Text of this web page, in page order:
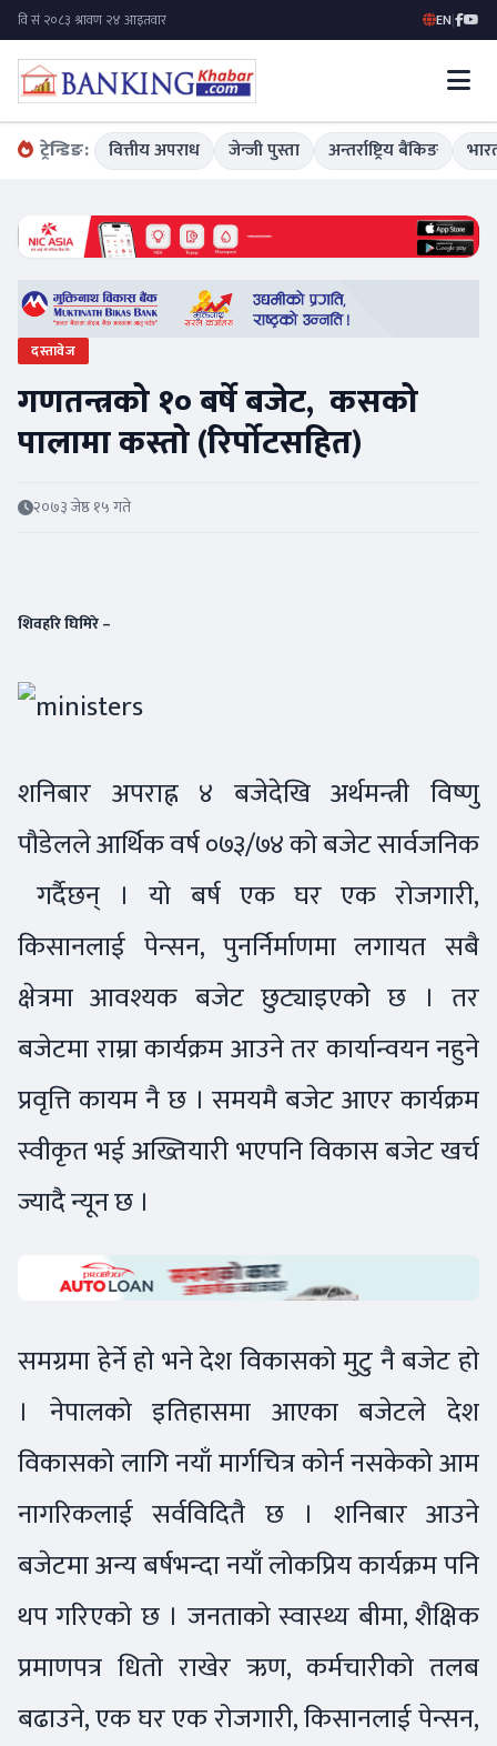
EN|
ट्रेन्डिङ: वित्तीय अपराध जेन्जी पुस्ता अन्तर्राष्ट्रिय बैंकिङ
दस्तावेज
गणतन्त्रको १० बर्षे बजेट, कसको
पालामा कस्तो (रिर्पोटसहित)
२०७३ जेष्ठ १५ गते
शिवहरि घिमिरे –
शनिबार अपराह्न ४ बजेदेखि अर्थमन्त्री विष्णु
पौडेलले आर्थिक वर्ष ०७३/७४ को बजेट सार्वजनिक
गर्दैछन् । यो बर्ष एक घर एक रोजगारी,
किसानलाई पेन्सन, पुनर्निर्माणमा लगायत सबै
क्षेत्रमा आवश्यक बजेट छुट्याइएकोे छ । तर
बजेटमा राम्रा कार्यक्रम आउने तर कार्यान्वयन नहुने
प्रवृत्ति कायम नै छ । समयमै बजेट आएर कार्यक्रम
स्वीकृत भई अख्तियारी भएपनि विकास बजेट खर्च
ज्यादै न्यून छ ।
समग्रमा हेर्ने हो भने देश विकासको मुटु नै बजेट हो
। नेपालको इतिहासमा आएका बजेटले देश
विकासको लागि नयाँ मार्गचित्र कोर्न नसकेको आम
नागरिकलाई सर्वविदितै छ । शनिबार आउने
बजेटमा अन्य बर्षभन्दा नयाँ लोकप्रिय कार्यक्रम पनि
थप गरिएको छ । जनताको स्वास्थ्य बीमा, शैक्षिक
प्रमाणपत्र धितो राखेर ऋण, कर्मचारीको तलब
बढाउने, एक घर एक रोजगारी, किसानलाई पेन्सन,